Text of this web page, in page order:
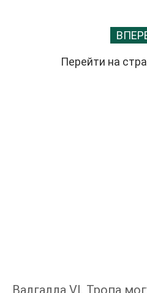
Перейти на
Валгалла VI. Тропа